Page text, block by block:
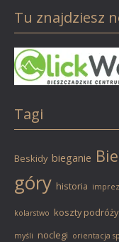
Tu znajdziesz
Tagi
Beskidy bieganie
góry historia
kolarstwo koszty podróży
myśli noclegi orientacja